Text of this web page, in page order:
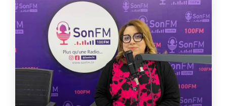
تكنولوجيا ترفيه
صحة تحليلات
الأخبار المحلية
إشهار
اتصل بنا